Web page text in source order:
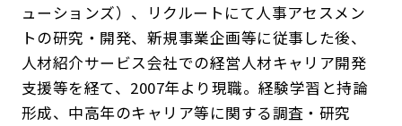
ューションズ）、リクルートにて人事アセスメン
トの研究・開発、新規事業企画等に従事した後、
人材紹介サービス会社での経営人材キャリア開発
支援等を経て、2007年より現職。経験学習と持論
形成、中高年のキャリア等に関する調査・研究